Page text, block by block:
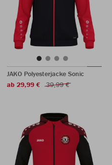
JAKO Polyesterjacke Sonic
ab 29,99 €
39,99 €